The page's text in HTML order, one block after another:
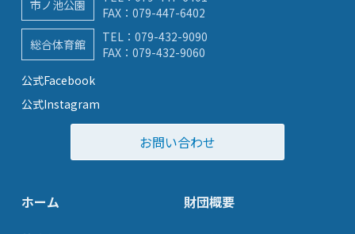
市ノ池公園
FAX：079-447-6402
総合体育館
TEL： 079-432-9090
FAX：079-432-9060
公式Facebook
公式Instagram
お問い合わせ
ホーム
財団概要